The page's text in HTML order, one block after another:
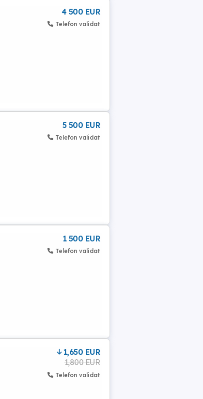
4 500 EUR
Telefon validat
5 500 EUR
Telefon validat
1 500 EUR
Telefon validat
1,650 EUR
1,800 EUR
Telefon validat